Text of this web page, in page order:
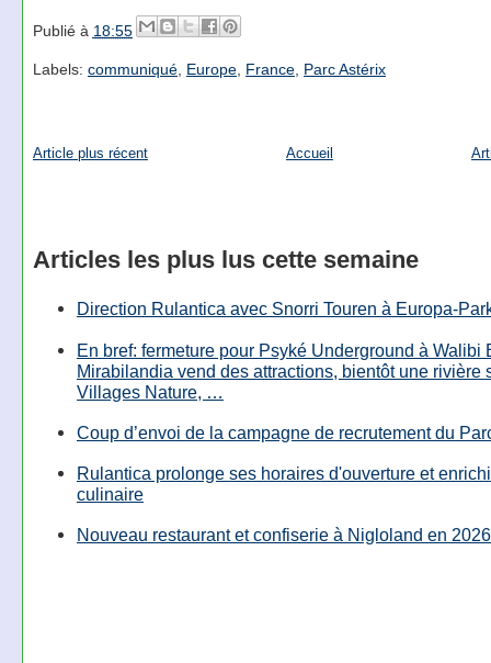
Publié à 18:55
Labels: communiqué, Europe, France, Parc Astérix
Article plus récent Accueil
Articles les plus lus cette semaine
Direction Rulantica avec Snorri Touren à Europa-
En bref: fermeture pour Psyké Underground à Walibi
Mirabilandia vend des attractions, bientôt une rivière
Villages Nature, …
Coup d’envoi de la campagne de recrutement du
Rulantica prolonge ses horaires d'ouverture et
culinaire
Nouveau restaurant et confiserie à Nigloland en 2026